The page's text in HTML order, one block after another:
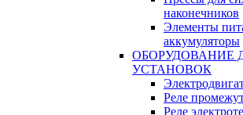
наконечников
Элементы
аккумуляторы
ОБОРУДОВАНИЕ
УСТАНОВОК
Реле
Реле